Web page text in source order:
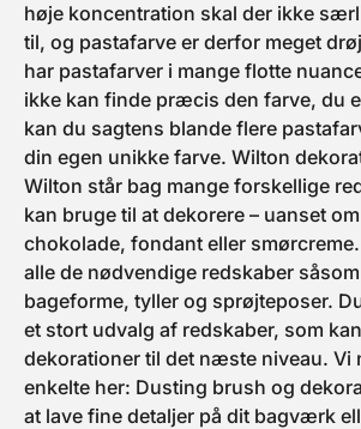
høje koncentration skal der ikke
til, og pastafarve er derfor meget
har pastafarver i mange flotte
ikke kan finde præcis den farve, du
kan du sagtens blande flere
din egen unikke farve. Wilton
Wilton står bag mange forskellige
kan bruge til at dekorere – uanset
chokolade, fondant eller
alle de nødvendige redskaber
bageforme, tyller og sprøjteposer.
et stort udvalg af redskaber, som
dekorationer til det næste niveau.
enkelte her: Dusting brush og
at lave fine detaljer på dit bagværk